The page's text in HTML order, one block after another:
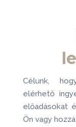
Célunk,
elérhető
előadásokat
Ön vagy